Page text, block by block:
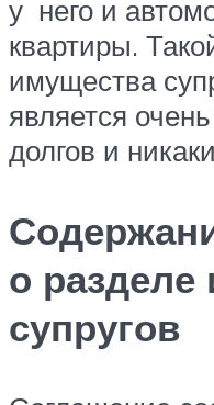
у него и
квартиры.
имущества
является
долгов и
о
супругов